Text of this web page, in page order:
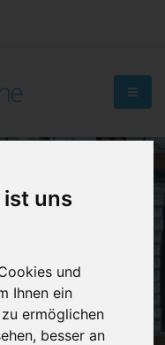
uns
und
Ihnen ein
ermöglichen
besser an